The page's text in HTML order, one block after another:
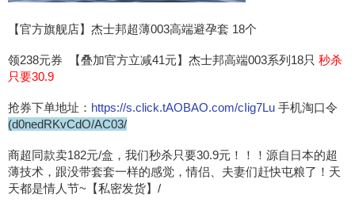
【官方旗舰店】杰士邦超薄003高端避孕套 18个
领238元券 【叠加官方立减41元】杰士邦高端003系列18只 秒杀
只要30.9
抢券下单地址： https://s.click.tAOBAO.com/cIig7Lu 手机淘口令
(d0nedRKvCdO/AC03/
商超同款卖182元/盒，我们秒杀只要30.9元！！！源自日本的超
薄技术，跟没带套套一样的感觉，情侣、夫妻们赶快屯粮了！天
天都是情人节~【私密发货】/